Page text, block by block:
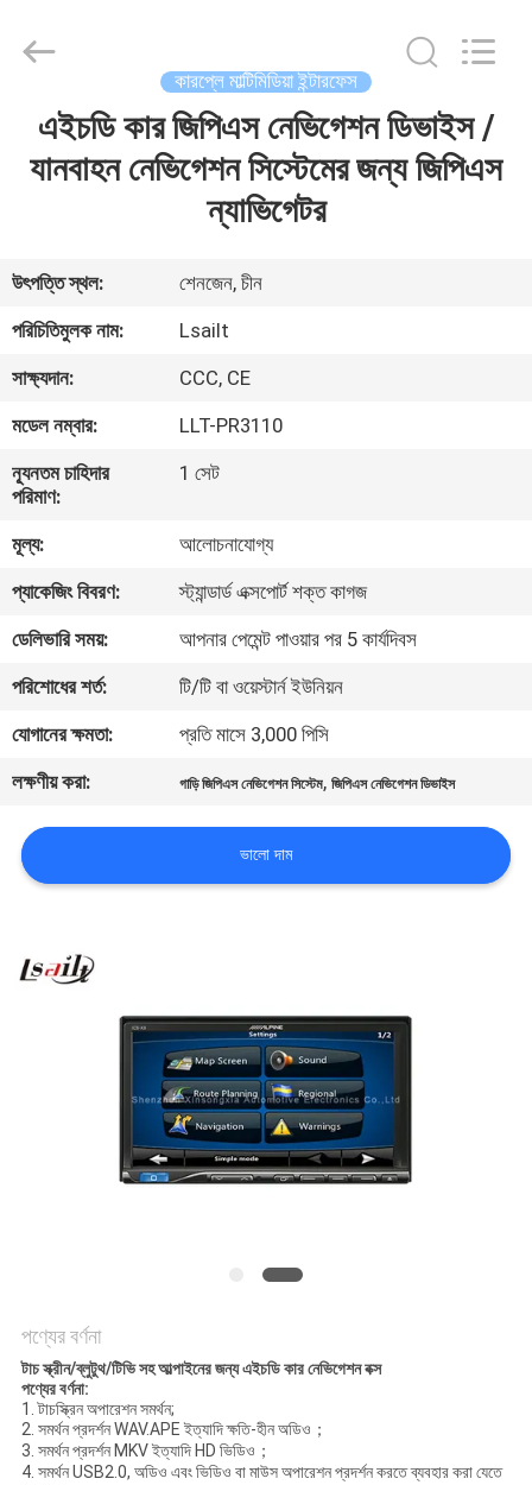
বাড়ি
ভিডিও
সম্পর্কে
কারখানা
মান
নিয়ন্ত্রণ
করুন
খবর
সাইট
PRIVACY
Electron
Co.,Ltd.
কারপ্লে মাল্টিমিডিয়া ইন্টারফেস
এইচডি কার জিপিএস নেভিগেশন ডিভাইস /
যানবাহন নেভিগেশন সিস্টেমের জন্য জিপিএস
ন্যাভিগেটর
উৎপত্তি স্থল:
শেনজেন, চীন
পরিচিতিমুলক নাম:
Lsailt
সাক্ষ্যদান:
CCC, CE
মডেল নম্বার:
LLT-PR3110
ন্যূনতম চাহিদার
পরিমাণ:
1 সেট
মূল্য:
আলোচনাযোগ্য
প্যাকেজিং বিবরণ:
স্ট্যান্ডার্ড এক্সপোর্ট শক্ত কাগজ
ডেলিভারি সময়:
আপনার পেমেন্ট পাওয়ার পর 5 কার্যদিবস
পরিশোধের শর্ত:
টি/টি বা ওয়েস্টার্ন ইউনিয়ন
যোগানের ক্ষমতা:
প্রতি মাসে 3,000 পিসি
লক্ষণীয় করা:
গাড়ি জিপিএস নেভিগেশন সিস্টেম,জিপিএস নেভিগেশন ডিভাইস
ভালো দাম
পণ্যের বর্ণনা
টাচ স্ক্রীন/ব্লুটুথ/টিভি সহ আল্পাইনের জন্য এইচডি কার নেভিগেশন বক্স
পণ্যের বর্ণনা:
1. টাচস্ক্রিন অপারেশন সমর্থন;
2. সমর্থন প্রদর্শন WAV.APE ইত্যাদি ক্ষতি-হীন অডিও；
3. সমর্থন প্রদর্শন MKV ইত্যাদি HD ভিডিও；
4. সমর্থন USB2.0, অডিও এবং ভিডিও বা মাউস অপারেশন প্রদর্শন করতে ব্যবহার করা যেতে